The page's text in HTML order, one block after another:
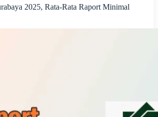
2025, Rata-Rata Raport Minimal